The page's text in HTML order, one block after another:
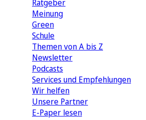
Ratgeber
Meinung
Green
Schule
Themen von A bis Z
Newsletter
Podcasts
Services und Empfehlungen
Wir helfen
Unsere Partner
E-Paper lesen